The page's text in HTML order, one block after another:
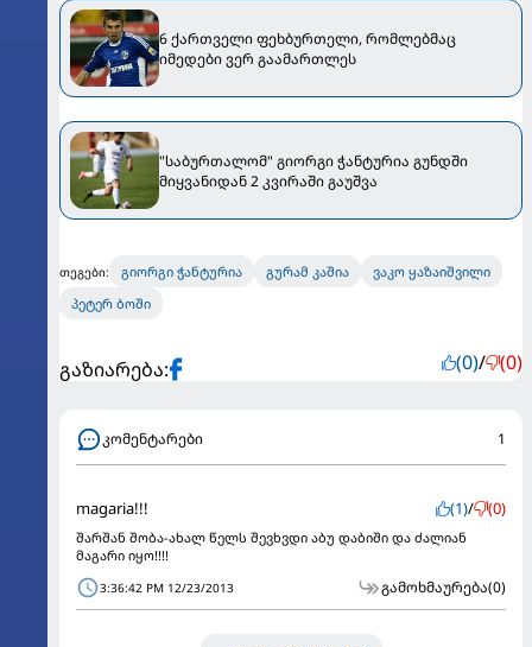
6 ქართველი ფეხბურთელი, რომლებმაც
იმედები ვერ გაამართლეს
"საბურთალომ" გიორგი ჭანტურია გუნდში
მიყვანიდან 2 კვირაში გაუშვა
თეგები: გიორგი ჭანტურია გურამ კაშია
ვაკო ყაზაიშვილი
პეტერ ბოში
გაზიარება: (0)/ (0)
კომენტარები 1
magaria!!! (1)/ (0)
შარშან შობა-ახალ წელს შევხვდი აბუ დაბიში და ძალიან
მაგარი იყო!!!!
3:36:42 PM 12/23/2013 გამოხმაურება(0)